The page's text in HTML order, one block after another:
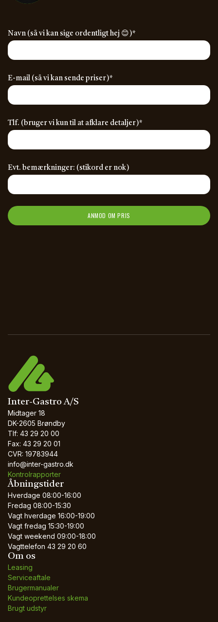
Navn (så vi kan sige ordentligt hej 😊)*
E-mail (så vi kan sende priser)*
Tlf. (bruger vi kun til at afklare detaljer)*
Evt. bemærkninger: (stikord er nok)
ANMOD OM PRIS
Inter-Gastro A/S
Midtager 18
DK-2605 Brøndby
Tlf: 43 29 20 00
Fax: 43 29 20 01
CVR: 19783944
info@inter-gastro.dk
Kontrolrapporter
Åbningstider
Hverdage 08:00-16:00
Fredag 08:00-15:30
Vagt hverdage 16:00-19:00
Vagt fredag 15:30-19:00
Vagt weekend 09:00-18:00
Vagttelefon 43 29 20 60
Om os
Leasing
Serviceaftale
Brugermanualer
Kundeoprettelses skema
Brugt udstyr